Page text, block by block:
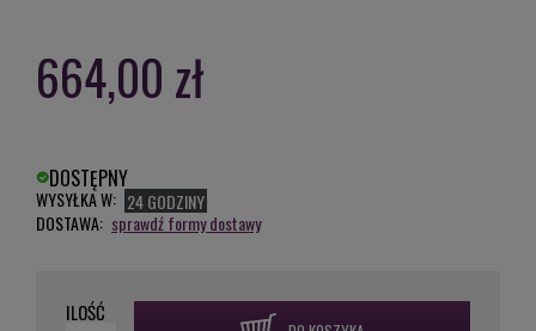
664,00 zł
DOSTĘPNY
WYSYŁKA W: 24 GODZINY
DOSTAWA: sprawdź formy dostawy
ILOŚĆ